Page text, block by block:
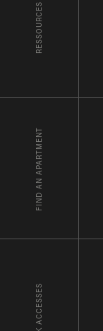
RESSOURCES
FIND AN APARTMENT